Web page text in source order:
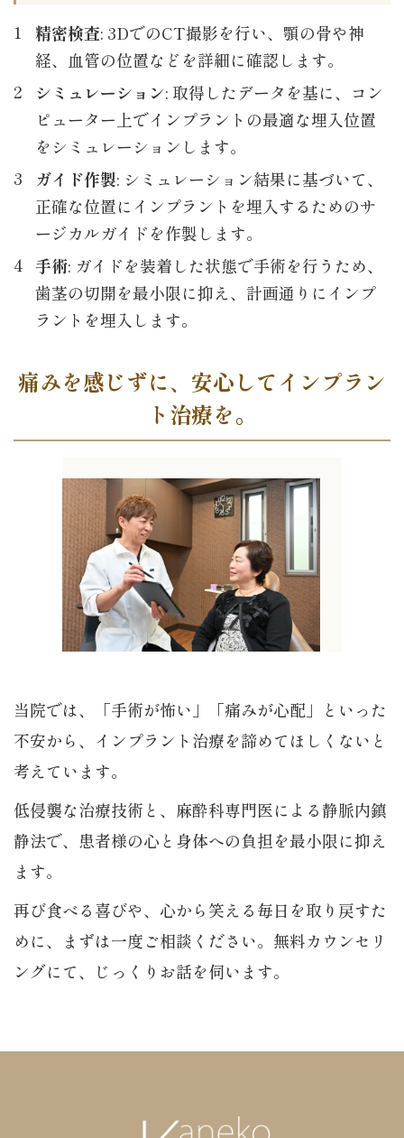
精密検査: 3DでのCT撮影を行い、顎の骨や神
経、血管の位置などを詳細に確認します。
シミュレーション: 取得したデータを基に、コン
ピューター上でインプラントの最適な埋入位置
をシミュレーションします。
ガイド作製: シミュレーション結果に基づいて、
正確な位置にインプラントを埋入するためのサ
ージカルガイドを作製します。
手術: ガイドを装着した状態で手術を行うため、
歯茎の切開を最小限に抑え、計画通りにインプ
ラントを埋入します。
痛みを感じずに、安心してインプラン
ト治療を。
当院では、「手術が怖い」「痛みが心配」といった
不安から、インプラント治療を諦めてほしくないと
考えています。
低侵襲な治療技術と、麻酔科専門医による静脈内鎮
静法で、患者様の心と身体への負担を最小限に抑え
ます。
再び食べる喜びや、心から笑える毎日を取り戻すた
めに、まずは一度ご相談ください。無料カウンセリ
ングにて、じっくりお話を伺います。